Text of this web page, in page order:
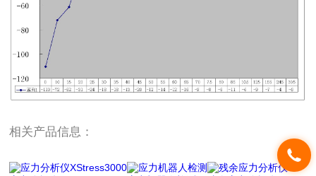
相关产品信息：